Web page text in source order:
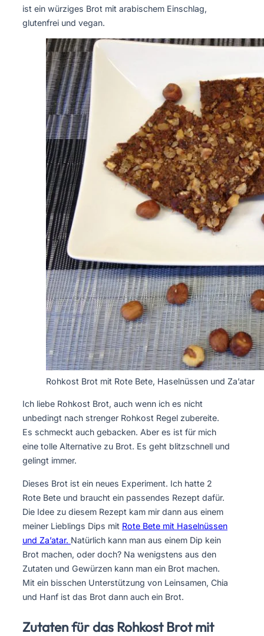
ist ein würziges Brot mit arabischem Einschlag,
glutenfrei und vegan.
Rohkost Brot mit Rote Bete, Haselnüssen und Za’atar
Ich liebe Rohkost Brot, auch wenn ich es nicht
unbedingt nach strenger Rohkost Regel zubereite.
Es schmeckt auch gebacken. Aber es ist für mich
eine tolle Alternative zu Brot. Es geht blitzschnell und
gelingt immer.
Dieses Brot ist ein neues Experiment. Ich hatte 2
Rote Bete und braucht ein passendes Rezept dafür.
Die Idee zu diesem Rezept kam mir dann aus einem
meiner Lieblings Dips mit Rote Bete mit Haselnüssen
und Za’atar. Natürlich kann man aus einem Dip kein
Brot machen, oder doch? Na wenigstens aus den
Zutaten und Gewürzen kann man ein Brot machen.
Mit ein bisschen Unterstützung von Leinsamen, Chia
und Hanf ist das Brot dann auch ein Brot.
Zutaten für das Rohkost Brot mit